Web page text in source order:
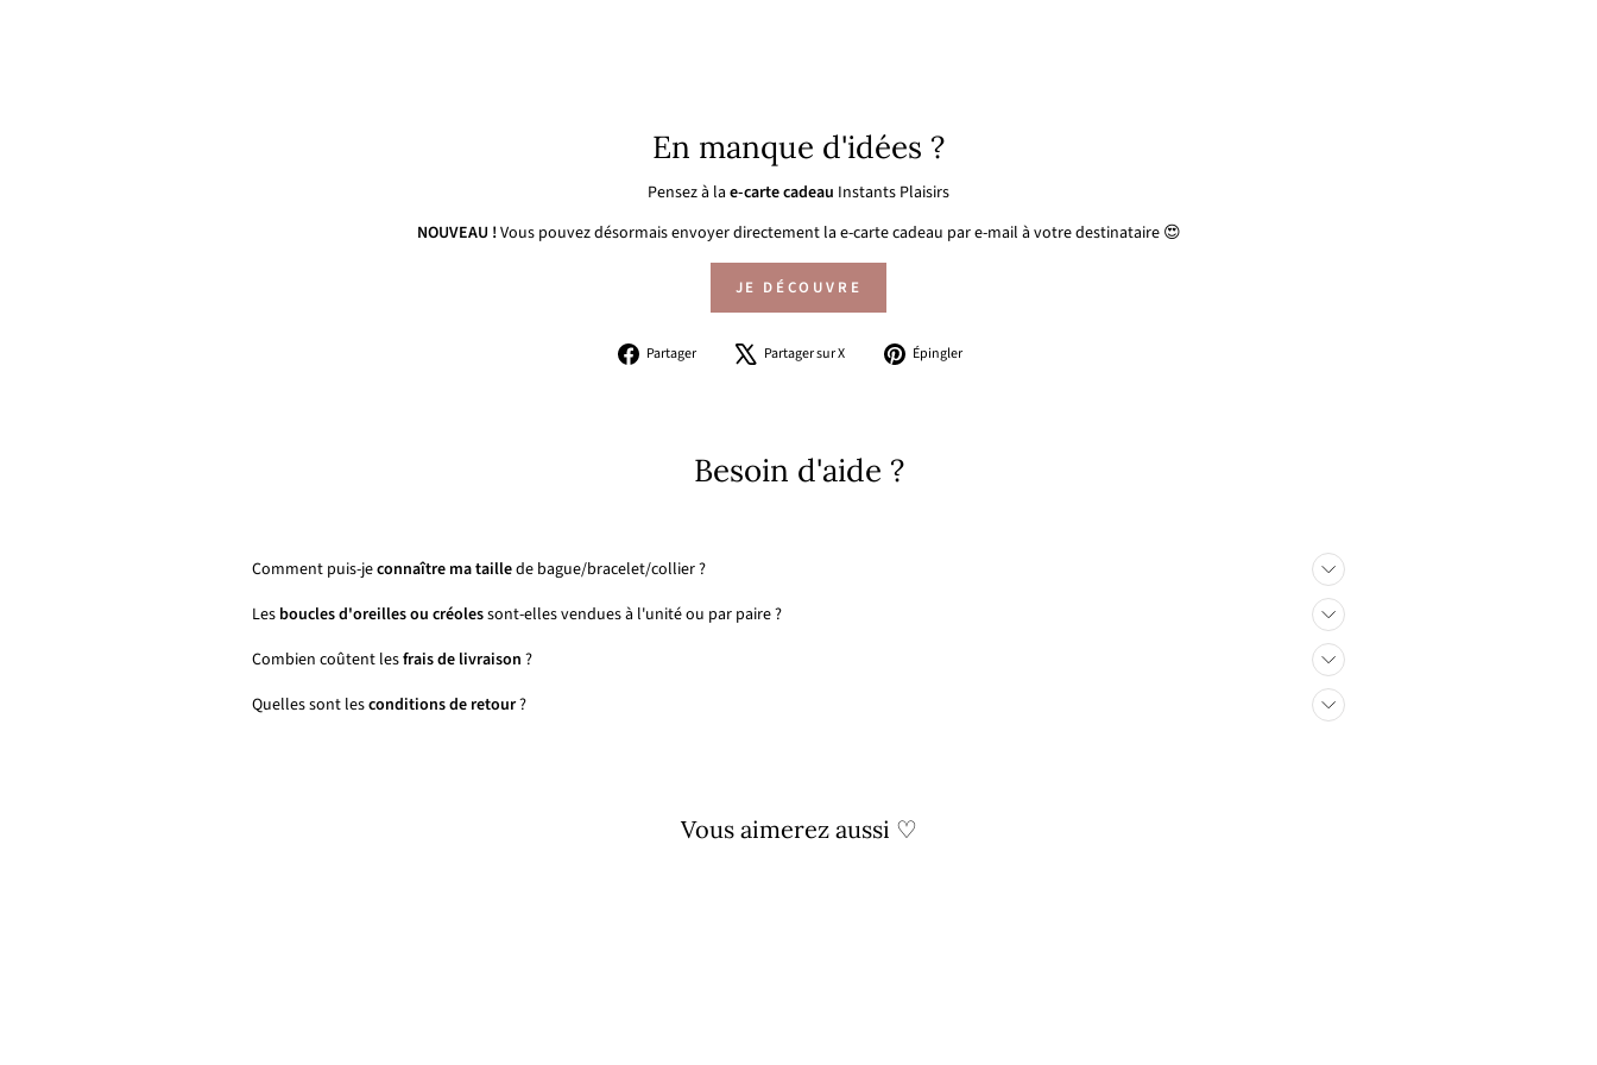
En manque d'idées ?
Pensez à la e-carte cadeau Instants Plaisirs
NOUVEAU !Vous pouvez désormais envoyer directement la e-carte cadeau par e-mail à votre destinataire 😍
JE DÉCOUVRE
Partager
PartagerPartager sur X
TweeterÉpingler
Besoin d'aide ?
Comment puis-jeconnaître ma taillede bague/bracelet/collier ?
Les boucles d'oreilles ou créolessont-elles vendues à l'unité ou par paire ?
Combien coûtent lesfrais de livraison ?
Quelles sont lesconditions de retour?
Vous aimerez aussi ♡